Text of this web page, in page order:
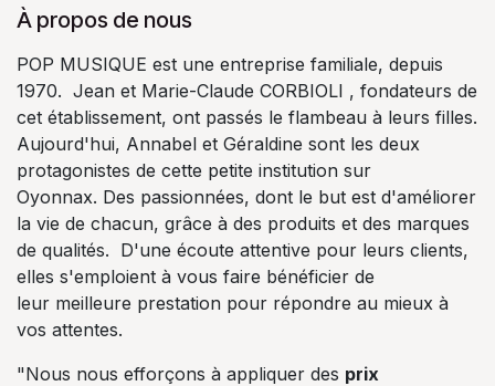
À propos de nous
POP MUSIQUE est une entreprise familiale, depuis
1970. Jean et Marie-Claude CORBIOLI , fondateurs de
cet établissement, ont passés le flambeau à leurs filles.
Aujourd'hui, Annabel et Géraldine sont les deux
protagonistes de cette petite institution sur
Oyonnax. Des passionnées, dont le but est d'améliorer
la vie de chacun, grâce à des produits et des marques
de qualités. D'une écoute attentive pour leurs clients,
elles s'emploient à vous faire bénéficier de
leur meilleure prestation pour répondre au mieux à
vos attentes.
"Nous nous efforçons à appliquer des prix